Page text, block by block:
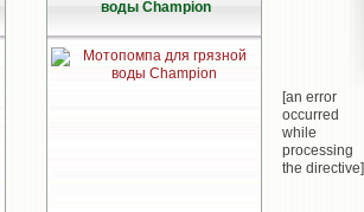
воды Champion
[an error
occurred
while
processing
the directive]